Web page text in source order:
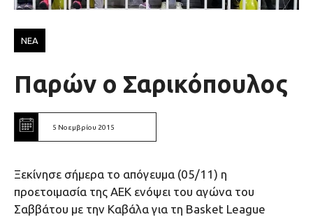
ΝΕΑ
Παρών ο Σαρικόπουλος
5 Νοεμβρίου 2015
Ξεκίνησε σήμερα το απόγευμα (05/11) η
προετοιμασία της ΑΕΚ ενόψει του αγώνα του
Σαββάτου με την Καβάλα για τη Basket League